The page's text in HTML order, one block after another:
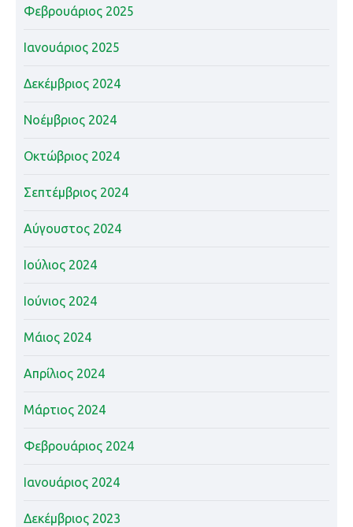
Φεβρουάριος 2025
Ιανουάριος 2025
Δεκέμβριος 2024
Νοέμβριος 2024
Οκτώβριος 2024
Σεπτέμβριος 2024
Αύγουστος 2024
Ιούλιος 2024
Ιούνιος 2024
Μάιος 2024
Απρίλιος 2024
Μάρτιος 2024
Φεβρουάριος 2024
Ιανουάριος 2024
Δεκέμβριος 2023